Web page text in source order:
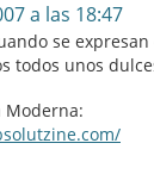
a las 18:47
se
todos unos
Moderna: